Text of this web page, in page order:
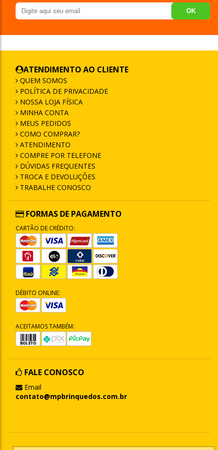
OK
ATENDIMENTO AO CLIENTE
QUEM SOMOS
POLÍTICA DE PRIVACIDADE
NOSSA LOJA FÍSICA
MINHA CONTA
MEUS PEDIDOS
COMO COMPRAR?
ATENDIMENTO
COMPRE POR TELEFONE
DÚVIDAS FREQUENTES
TROCA E DEVOLUÇÕES
TRABALHE CONOSCO
FORMAS DE PAGAMENTO
CARTÃO DE CRÉDITO:
DÉBITO ONLINE:
ACEITAMOS TAMBÉM:
FALE CONOSCO
Email
contato@mpbrinquedos.com.br